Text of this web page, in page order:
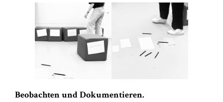
Beobachten und Dokumentieren.